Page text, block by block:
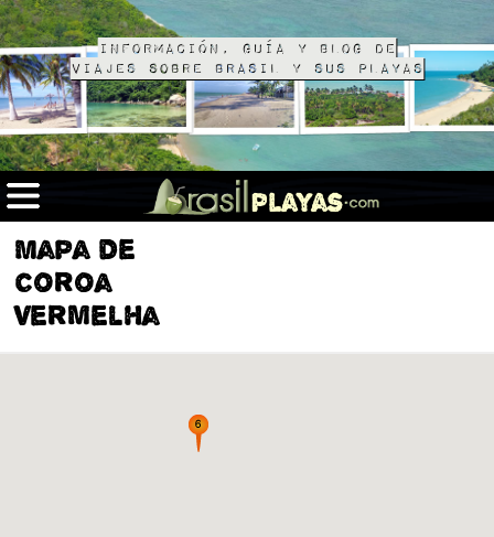
Información, guía y blog de
viajes sobre Brasil y sus playas
Mapa de
Coroa
Vermelha